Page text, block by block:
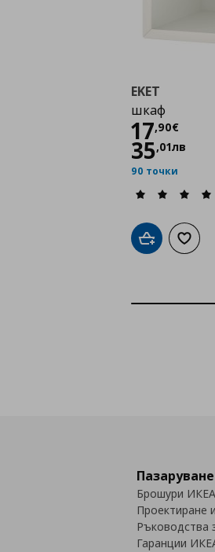
EKET
шкаф
17,90€
Цена
35,01лв
90 точки
Добави в
Брошури ИКЕА
Проектиране
Ръководства
Гаранции